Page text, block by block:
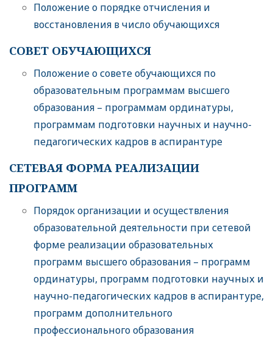
Положение о порядке отчисления и
восстановления в число обучающихся
СОВЕТ ОБУЧАЮЩИХСЯ
Положение о совете обучающихся по
образовательным программам высшего
образования – программам ординатуры,
программам подготовки научных и научно-
педагогических кадров в аспирантуре
СЕТЕВАЯ ФОРМА РЕАЛИЗАЦИИ
ПРОГРАММ
Порядок организации и осуществления
образовательной деятельности при сетевой
форме реализации образовательных
программ высшего образования – программ
ординатуры, программ подготовки научных и
научно-педагогических кадров в аспирантуре,
программ дополнительного
профессионального образования